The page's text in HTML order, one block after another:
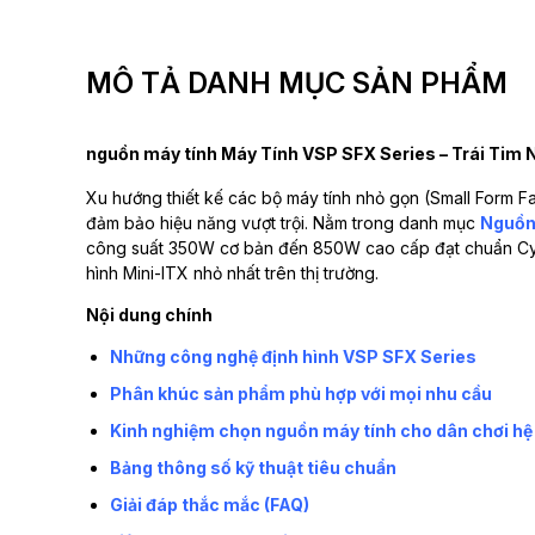
MÔ TẢ DANH MỤC SẢN PHẨM
nguồn máy tính Máy Tính VSP SFX Series – Trái Tim
Xu hướng thiết kế các bộ máy tính nhỏ gọn (Small
đảm bảo hiệu năng vượt trội. Nằm trong danh mục
công suất 350W cơ bản đến 850W cao cấp đạt chuẩn
hình Mini-ITX nhỏ nhất trên thị trường.
Nội dung chính
Những công nghệ định hình VSP SFX Series
Phân khúc sản phẩm phù hợp với mọi nhu cầu
Kinh nghiệm chọn nguồn máy tính cho dân chơi
Bảng thông số kỹ thuật tiêu chuẩn
Giải đáp thắc mắc (FAQ)